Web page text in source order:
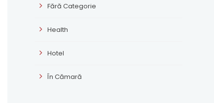
Fără Categorie
Health
Hotel
În Cămară